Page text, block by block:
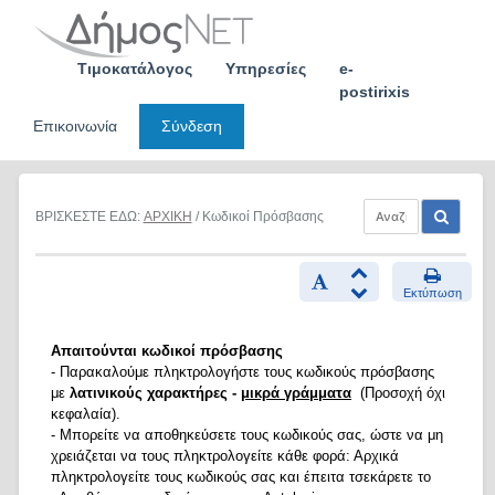
Τιμοκατάλογος Υπηρεσίες
e-
postirixis
Επικοινωνία
Σύνδεση
ΒΡΙΣΚΕΣΤΕ ΕΔΩ: ΑΡΧΙΚΗ / Κωδικοί Πρόσβασης
Εκτύπωση
Απαιτούνται κωδικοί πρόσβασης
- Παρακαλούμε πληκτρολογήστε τους κωδικούς πρόσβασης
με λατινικούς χαρακτήρες - μικρά γράμματα (Προσοχή όχι
κεφαλαία).
- Μπορείτε να αποθηκεύσετε τους κωδικούς σας, ώστε να μη
χρειάζεται να τους πληκτρολογείτε κάθε φορά: Αρχικά
πληκτρολογείτε τους κωδικούς σας και έπειτα τσεκάρετε το